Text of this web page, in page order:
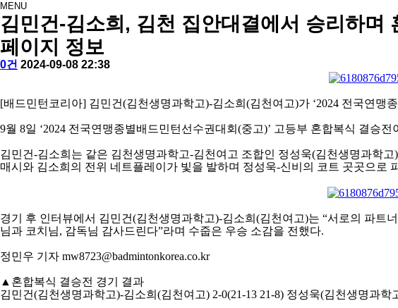
MENU
news
김민건-김소희, 김천 집안대결에서 승리하며
페이지 정보
작
배
턴
리
댓
0건 작
2024-09-08 22:38
문
[배드민턴코리아] 김민건(김천생명과학고)-김소희 (김천여고)가 ‘2024 전국연맹
9월 8일 ‘2024 전국연맹종별배드민턴선수권대회 (중고)’ 고등부 혼합복식 결승
김민건-김소희는 같은 김천생명과학고-김천여고 조합인 정성욱(김천생명과학고
매시와 김소희의 전위 네트플레이가 빛을 발하며 정성욱-신비의 코트 곳곳으로
경기 후 인터뷰에서 김민건(김천생명과학고)-김소희 (김천여고)는 “서로의 파트
님과 코치님, 감독님 감사드린다”라며 수줍은 우승 소감을 전했다.
정민우 기자 mw8723@badmintonkorea.co.kr
▲ 혼합복식 결승전 경기 결과
김민건(김천생명과학고)-김소희 (김천여고) 2-0(21-13 21-8) 정성욱(김천생명과학